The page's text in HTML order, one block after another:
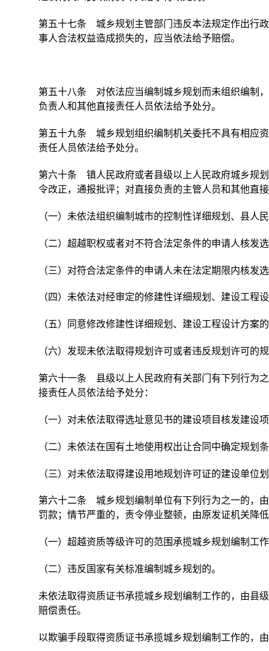
第五十七条 城乡规划主管部门违反本法规定作出行
事人合法权益造成损失的，应当依法给予赔偿。
第五十八条 对依法应当编制城乡规划而未组织编制
负责人和其他直接责任人员依法给予处分。
第五十九条 城乡规划组织编制机关委托不具有相应
责任人员依法给予处分。
第六十条 镇人民政府或者县级以上人民政府城乡规
令改正，通报批评；对直接负责的主管人员和其他直
（一）未依法组织编制城市的控制性详细规划、县人
（二）超越职权或者对不符合法定条件的申请人核
（三）对符合法定条件的申请人未在法定期限内核
（四）未依法对经审定的修建性详细规划、建设工程
（五）同意修改修建性详细规划、建设工程设计方
（六）发现未依法取得规划许可或者违反规划许可
第六十一条 县级以上人民政府有关部门有下列行为
接责任人员依法给予处分：
（一）对未依法取得选址意见书的建设项目核发建设
（二）未依法在国有土地使用权出让合同中确定规
（三）对未依法取得建设用地规划许可证的建设单位
第六十二条 城乡规划编制单位有下列行为之一的，
罚款；情节严重的，责令停业整顿，由原发证机关降
（一）超越资质等级许可的范围承揽城乡规划编制工
（二）违反国家有关标准编制城乡规划的。
未依法取得资质证书承揽城乡规划编制工作的，由县
赔偿责任。
以欺骗手段取得资质证书承揽城乡规划编制工作的，